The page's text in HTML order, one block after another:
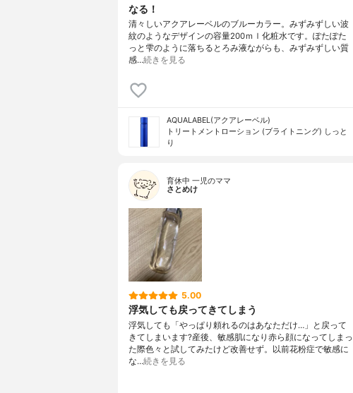
なる！
清々しいアクアレーベルのブルーカラー。みずみずしい波
紋のようなデザインの容量200ｍｌ化粧水です。ぽたぽた
っと雫のように落ちるとろみ液ながらも、みずみずしい質
感…続きを見る
AQUALABEL(アクアレーベル)
トリートメントローション (ブライトニング) しっと
り
育休中 一児のママ
さとめけ
5.00
浮気しても戻ってきてしまう
浮気しても「やっぱり頼れるのはあなただけ…」と戻って
きてしまいます?産後、敏感肌になり赤ら顔になってしまっ
た際色々と試してみたけど改善せず。以前花粉症で敏感に
な…続きを見る